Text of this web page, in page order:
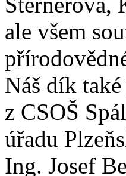
ale všem
Náš dík
z CSOŠ
úřadu
Ing. Josef